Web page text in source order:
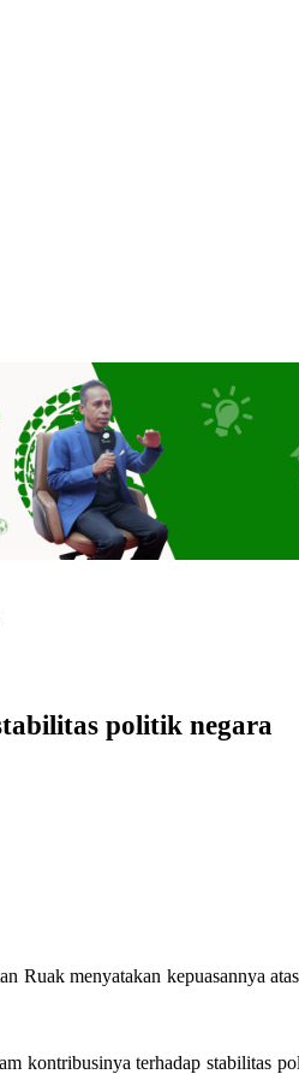
politik negara
Ruak menyatakan kepuasannya
kontribusinya terhadap